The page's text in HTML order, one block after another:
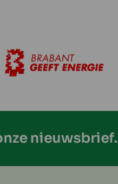
nieuwsbrief.